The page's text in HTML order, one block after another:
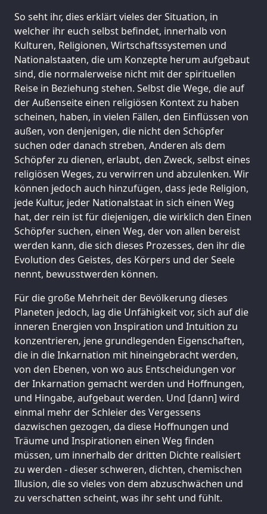
So seht ihr, dies erklärt vieles der Situation, in
welcher ihr euch selbst befindet, innerhalb von
Kulturen, Religionen, Wirtschaftssystemen und
Nationalstaaten, die um Konzepte herum aufgebaut
sind, die normalerweise nicht mit der spirituellen
Reise in Beziehung stehen. Selbst die Wege, die auf
der Außenseite einen religiösen Kontext zu haben
scheinen, haben, in vielen Fällen, den Einflüssen von
außen, von denjenigen, die nicht den Schöpfer
suchen oder danach streben, Anderen als dem
Schöpfer zu dienen, erlaubt, den Zweck, selbst eines
religiösen Weges, zu verwirren und abzulenken. Wir
können jedoch auch hinzufügen, dass jede Religion,
jede Kultur, jeder Nationalstaat in sich einen Weg
hat, der rein ist für diejenigen, die wirklich den Einen
Schöpfer suchen, einen Weg, der von allen bereist
werden kann, die sich dieses Prozesses, den ihr die
Evolution des Geistes, des Körpers und der Seele
nennt, bewusstwerden können.
Für die große Mehrheit der Bevölkerung dieses
Planeten jedoch, lag die Unfähigkeit vor, sich auf die
inneren Energien von Inspiration und Intuition zu
konzentrieren, jene grundlegenden Eigenschaften,
die in die Inkarnation mit hineingebracht werden,
von den Ebenen, von wo aus Entscheidungen vor
der Inkarnation gemacht werden und Hoffnungen,
und Hingabe, aufgebaut werden. Und [dann] wird
einmal mehr der Schleier des Vergessens
dazwischen gezogen, da diese Hoffnungen und
Träume und Inspirationen einen Weg finden
müssen, um innerhalb der dritten Dichte realisiert
zu werden - dieser schweren, dichten, chemischen
Illusion, die so vieles von dem abzuschwächen und
zu verschatten scheint, was ihr seht und fühlt.